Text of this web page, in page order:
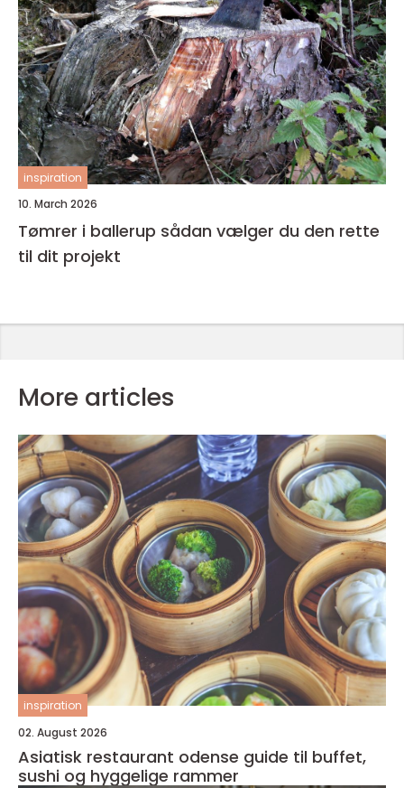
inspiration
10. March 2026
Tømrer i ballerup sådan vælger du den rette
til dit projekt
More articles
inspiration
02. August 2026
Asiatisk restaurant odense guide til buffet,
sushi og hyggelige rammer